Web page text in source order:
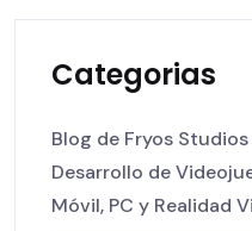
Categorias
Blog de Fryos
Desarrollo de
Móvil, PC y Realidad